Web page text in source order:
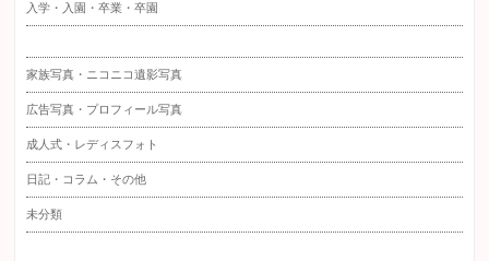
入学・入園・卒業・卒園
家族写真・ニコニコ遺影写真
広告写真・プロフィール写真
成人式・レディスフォト
日記・コラム・その他
未分類